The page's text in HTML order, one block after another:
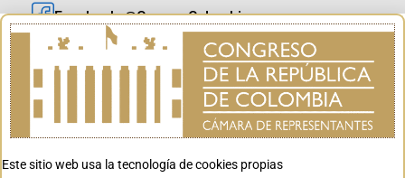
Facebook_@CamaraColombia
Instagram_@CamaraColombia
X_@CamaraColombia
Youtube_@CamaraColombia
Este sitio web usa la tecnología de cookies propias